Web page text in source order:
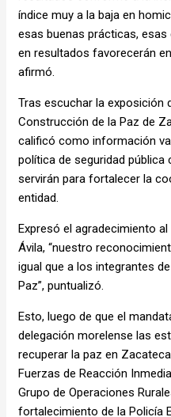
índice muy a la baja en
esas buenas prácticas,
en resultados favorecerán
afirmó.
Tras escuchar la exposición
Construcción de la Paz de
calificó como información
política de seguridad
servirán para fortalecer la
entidad.
Expresó el agradecimiento
Ávila, “nuestro
igual que a los integrantes
Paz”, puntualizó.
Esto, luego de que el
delegación morelense las
recuperar la paz en
Fuerzas de Reacción
Grupo de Operaciones
fortalecimiento de la Policía